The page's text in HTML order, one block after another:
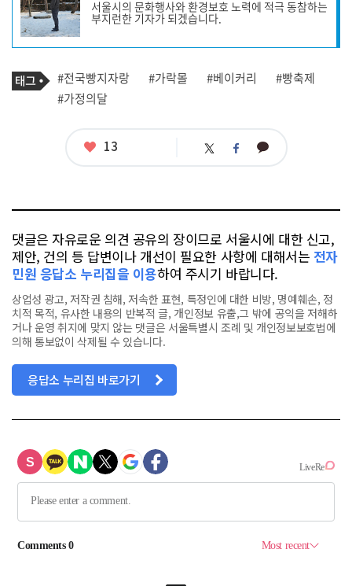
작
성
자
프
필
서울시의 문화행사와 환경보호 노력에 적극 동참하는
부지런한 기자가 되겠습니다.
기
사
관
련
태
그
#전국빵지자랑 #가락몰 #베이커리
#빵축제
#가정의달
좋
13 트 페 카
댓글은 자유로운 의견 공유의 장이므로 서울시에 대한 신고,
제안, 건의 등 답변이나 개선이 필요한 사항에 대해서는 전자
민원 응답소 누리집을 이용하여 주시기 바랍니다.
상업성 광고, 저작권 침해, 저속한 표현, 특정인에 대한 비방, 명예훼손, 정
치적 목적, 유사한 내용의 반복적 글, 개인정보 유출,그 밖에 공익을 저해하
거나 운영 취지에 맞지 않는 댓글은 서울특별시 조례 및 개인정보보호법에
의해 통보없이 삭제될 수 있습니다.
응답소 누리집 바로가기